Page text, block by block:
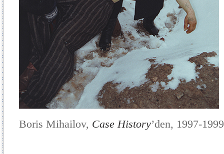
Boris Mihailov, Case History’den, 1997-1999